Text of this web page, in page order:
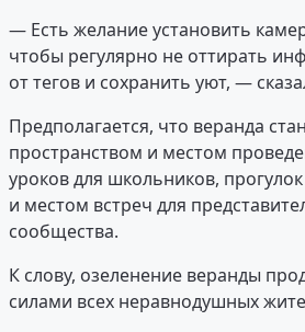
— Есть желание установить
чтобы регулярно не оттирать
от тегов и сохранить уют, —
Предполагается, что веранда
пространством и местом
уроков для школьников,
и местом встреч для
сообщества.
К слову, озеленение веранды
силами всех неравнодушных